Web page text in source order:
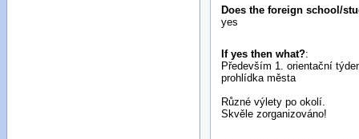
Does the foreign school/
yes
If yes then what?:
Především 1. orientační
prohlídka města
Různé výlety po okolí.
Skvěle zorganizováno!